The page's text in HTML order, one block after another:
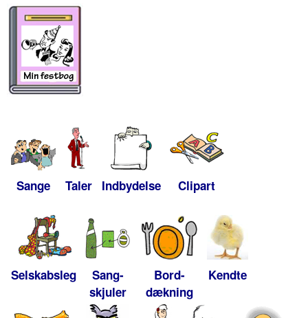
Sange Taler Indbydelse Clipart
Selskabsleg
Sang-
skjuler
Bord-
dækning
Kendte